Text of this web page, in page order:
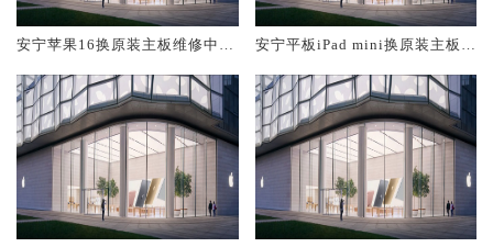
安宁苹果16换原装主板维修中心
安宁平板iPad mini换原装主板维